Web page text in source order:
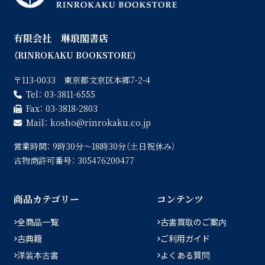
有限会社 琳琅閣書店
（RINROKAKU BOOKSTORE）
〒113-0033 東京都文京区本郷7-2-4
Tel： 03-3811-6555
Fax： 03-3818-2803
Mail： kosho
rinrokaku.co.jp
営業時間： 9時30分〜18時30分（土日祝休み）
古物商許可番号： 305476200477
商品カテゴリー
全商品一覧
古典籍
洋装本古書
コンテンツ
古書買取のご案内
ご利用ガイド
よくある質問